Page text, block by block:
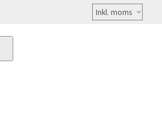
Välj
moms